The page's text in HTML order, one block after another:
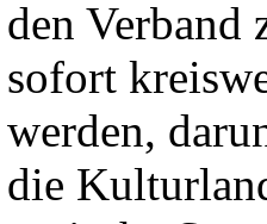
den Verband
sofort
werden,
die